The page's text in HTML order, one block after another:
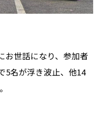
お世話になり、参加者
5名が浮き波止、他14